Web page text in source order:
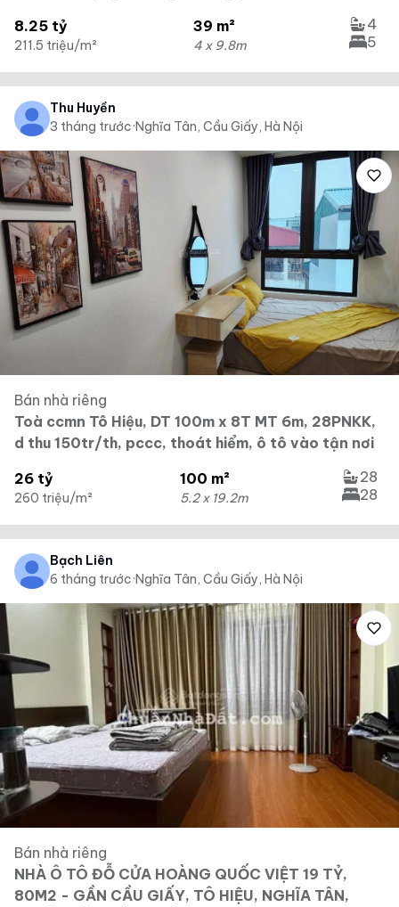
8.25 tỷ
211.5 triệu/m²
39 m²
4 x 9.8m
4
5
Thu Huyền
3 tháng trước·Nghĩa Tân, Cầu Giấy, Hà Nội
Bán nhà riêng
Toà ccmn Tô Hiệu, DT 100m x 8T MT 6m, 28PNKK,
d thu 150tr/th, pccc, thoát hiểm, ô tô vào tận nơi
26 tỷ
260 triệu/m²
100 m²
5.2 x 19.2m
28
28
Bạch Liên
6 tháng trước·Nghĩa Tân, Cầu Giấy, Hà Nội
Bán nhà riêng
NHÀ Ô TÔ ĐỖ CỬA HOÀNG QUỐC VIỆT 19 TỶ,
80M2 - GẦN CẦU GIẤY, TÔ HIỆU, NGHĨA TÂN,